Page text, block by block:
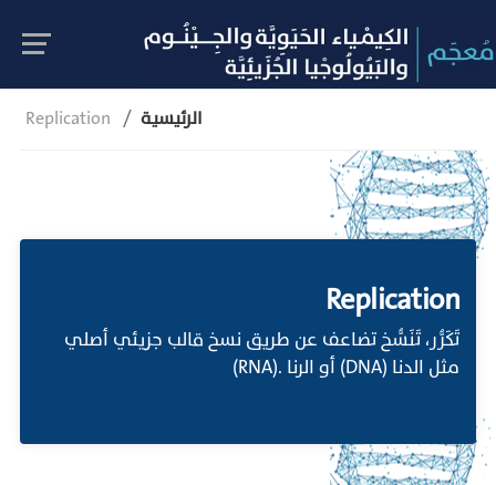
Replication الرئيسية
Replication
تَكَرُّر، تَنَسُّخ تضاعف عن طريق نسخ قالب جزيئي أصلي
مثل الدنا (DNA) أو الرنا .(RNA)